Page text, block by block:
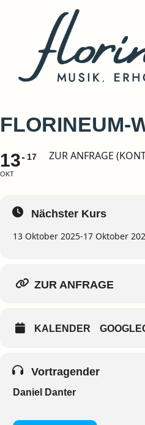
FLORINEUM-
13
OKT
17 ZUR ANFRAGE
Nächster Kurs
13 Oktober 2025-17 Oktober
ZUR ANFRAGE
KALENDER
Vortragender
Daniel Danter